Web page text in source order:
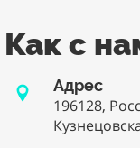
Как с
Адрес
196128,